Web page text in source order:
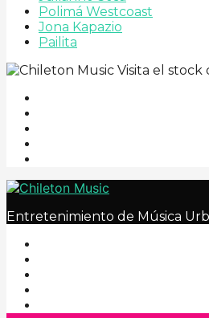
Polimá Westcoast
Jona Kapazio
Pailita
Visita el stock
Entretenimiento de Música